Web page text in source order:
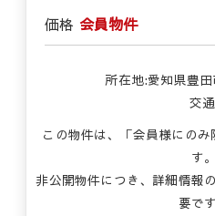
価格 会員物件
所在地:愛知県豊
交
この物件は、「会員様にの
す。
非公開物件につき、詳細情報
要です